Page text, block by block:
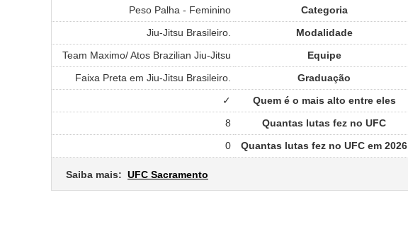
Peso Palha - Feminino
Categoria
Jiu-Jitsu Brasileiro.
Modalidade
Team Maximo/ Atos Brazilian Jiu-Jitsu
Equipe
Faixa Preta em Jiu-Jitsu Brasileiro.
Graduação
✓
Quem é o mais alto entre eles
8
Quantas lutas fez no UFC
0
Quantas lutas fez no UFC em 2026
Saiba mais: UFC Sacramento